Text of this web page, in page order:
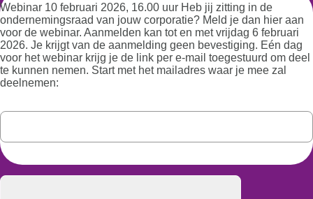
Webinar 10 februari 2026, 16.00 uur Heb jij zitting in de
ondernemingsraad van jouw corporatie? Meld je dan hier aan
voor de webinar. Aanmelden kan tot en met vrijdag 6 februari
2026. Je krijgt van de aanmelding geen bevestiging. Eén dag
voor het webinar krijg je de link per e-mail toegestuurd om deel
te kunnen nemen. Start met het mailadres waar je mee zal
deelnemen: